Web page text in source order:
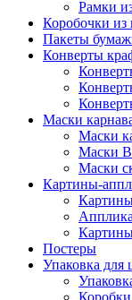
Рамки
Коробочки из
Пакеты
Конверты
Маски
Маски
Маски
Маски
Картины-
Постеры
Упаковка для
Коробки